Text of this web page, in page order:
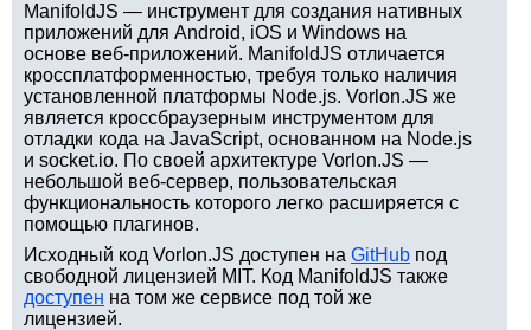
ManifoldJS — инструмент для создания нативных
приложений для Android, iOS и Windows на
основе веб-приложений. ManifoldJS отличается
кроссплатформенностью, требуя только наличия
установленной платформы Node.js. Vorlon.JS же
является кроссбраузерным инструментом для
отладки кода на JavaScript, основанном на Node.js
и socket.io. По своей архитектуре Vorlon.JS —
небольшой веб-сервер, пользовательская
функциональность которого легко расширяется с
помощью плагинов.
Исходный код Vorlon.JS доступен на GitHub под
свободной лицензией MIT. Код ManifoldJS также
доступен на том же сервисе под той же
лицензией.